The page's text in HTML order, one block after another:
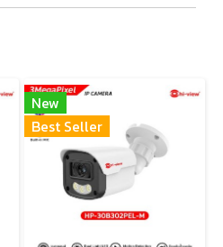
New
Best Seller